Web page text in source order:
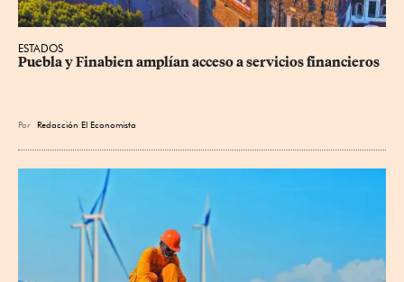
ESTADOS
Puebla y Finabien amplían acceso a servicios financieros
Por Redacción El Economista